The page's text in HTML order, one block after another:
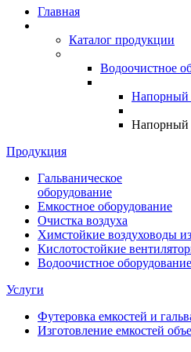
Главная
Каталог продукции
Водоочистное
Напорный
Напорный
Продукция
Гальваническое
оборудование
Емкостное оборудование
Очистка воздуха
Химстойкие воздуховоды
Кислотостойкие
Водоочистное оборудование
Услуги
Футеровка емкостей и
Изготовление емкостей